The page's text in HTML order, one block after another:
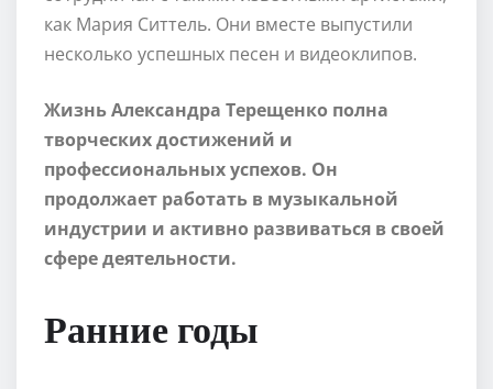
как Мария Ситтель. Они вместе выпустили
несколько успешных песен и видеоклипов.
Жизнь Александра Терещенко полна
творческих достижений и
профессиональных успехов. Он
продолжает работать в музыкальной
индустрии и активно развиваться в своей
сфере деятельности.
Ранние годы